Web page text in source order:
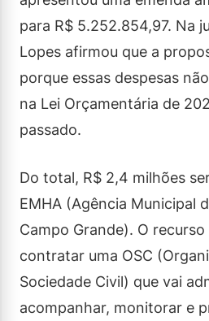
para R$ 5.252.854,97. Na
Lopes afirmou que a
porque essas despesas
na Lei Orçamentária de
passado.
Do total, R$ 2,4 milhões
EMHA (Agência Municipal
Campo Grande). O
contratar uma OSC
Sociedade Civil) que vai
acompanhar, monitorar e